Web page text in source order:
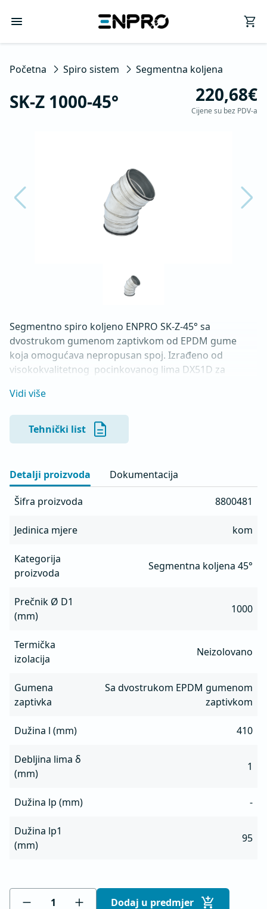
Početna Spiro sistem Segmentna koljena
SK-Z 1000-45° 220,68€
Cijene su bez PDV-a
Segmentno spiro koljeno ENPRO SK-Z-45° sa
dvostrukom gumenom zaptivkom od EPDM gume
koja omogućava nepropusan spoj. Izrađeno od
visokokvalitetnog  pocinkovanog lima DX51D za
1506 I MEST EN 12237.
Vidi više
Tehnički list
Detalji proizvoda Dokumentacija
Šifra proizvoda 8800481
Jedinica mjere kom
Kategorija
proizvoda
Segmentna koljena 45°
Prečnik Ø D1
(mm)
1000
Termička
izolacija
Neizolovano
Gumena
zaptivka
Sa dvostrukom EPDM gumenom
zaptivkom
Dužina l (mm) 410
Debljina lima δ
(mm)
1
Dužina lp (mm) -
Dužina lp1
(mm)
95
Dodaj u predmjer